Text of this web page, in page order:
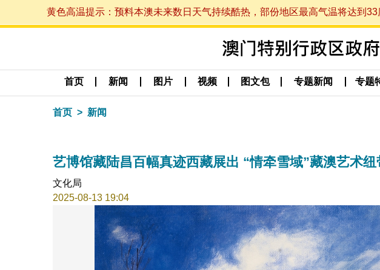
黄色高温提示：预料本澳未来数日天气持续酷热，部份地区最高气温将达到
首页 新闻 图片 视频 图文包 专题新闻 专题
首页 新闻
艺博馆藏陆昌百幅真迹西藏展出 “情牵雪域”藏澳艺术
文化局
2025-08-13 19:04